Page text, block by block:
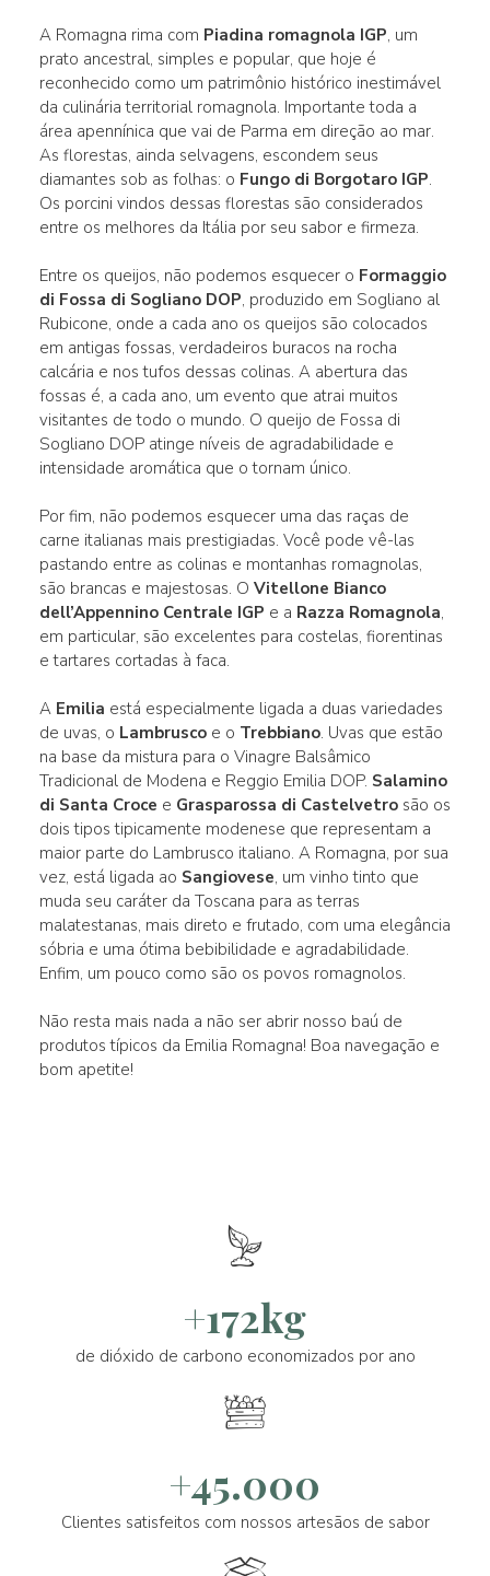
A Romagna rima com Piadina romagnola IGP, um
prato ancestral, simples e popular, que hoje é
reconhecido como um patrimônio histórico inestimável
da culinária territorial romagnola. Importante toda a
área apennínica que vai de Parma em direção ao mar.
As florestas, ainda selvagens, escondem seus
diamantes sob as folhas: o Fungo di Borgotaro IGP.
Os porcini vindos dessas florestas são considerados
entre os melhores da Itália por seu sabor e firmeza.
Entre os queijos, não podemos esquecer o Formaggio
di Fossa di Sogliano DOP, produzido em Sogliano al
Rubicone, onde a cada ano os queijos são colocados
em antigas fossas, verdadeiros buracos na rocha
calcária e nos tufos dessas colinas. A abertura das
fossas é, a cada ano, um evento que atrai muitos
visitantes de todo o mundo. O queijo de Fossa di
Sogliano DOP atinge níveis de agradabilidade e
intensidade aromática que o tornam único.
Por fim, não podemos esquecer uma das raças de
carne italianas mais prestigiadas. Você pode vê-las
pastando entre as colinas e montanhas romagnolas,
são brancas e majestosas. O Vitellone Bianco
dell’Appennino Centrale IGP e a Razza Romagnola,
em particular, são excelentes para costelas, fiorentinas
e tartares cortadas à faca.
A Emilia está especialmente ligada a duas variedades
de uvas, o Lambruscoe o Trebbiano. Uvas que estão
na base da mistura para o Vinagre Balsâmico
Tradicional de Modena e Reggio Emilia DOP. Salamino
di Santa Croce e Grasparossa di Castelvetrosão os
dois tipos tipicamente modenese que representam a
maior parte do Lambrusco italiano. A Romagna, por sua
vez, está ligada ao Sangiovese, um vinho tinto que
muda seu caráter da Toscana para as terras
malatestanas, mais direto e frutado, com uma elegância
sóbria e uma ótima bebibilidade e agradabilidade.
Enfim, um pouco como são os povos romagnolos.
Não resta mais nada a não ser abrir nosso baú de
produtos típicos da Emilia Romagna! Boa navegação e
bom apetite!
+172kg
de dióxido de carbono economizados por ano
+45.000
Clientes satisfeitos com nossos artesãos de sabor